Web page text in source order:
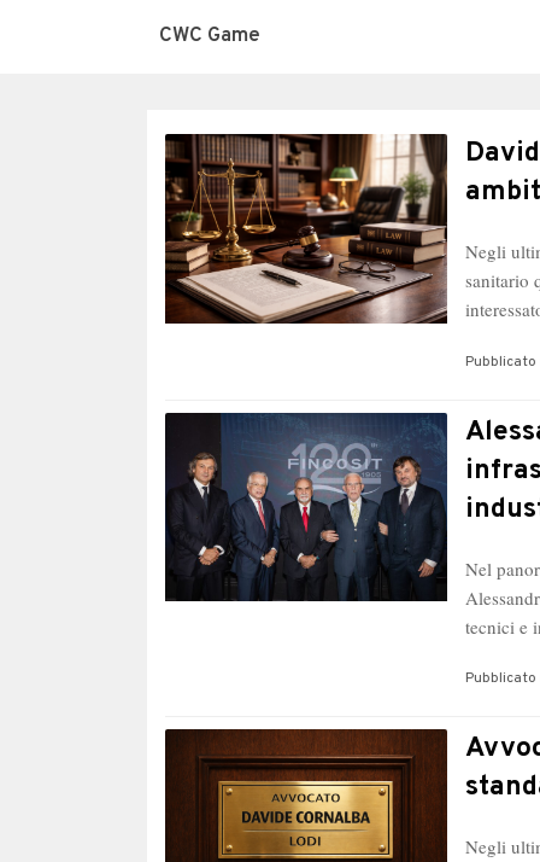
CWC Game
Negli
sanitario
Pubblicato
Nel
tecnici e
Negli